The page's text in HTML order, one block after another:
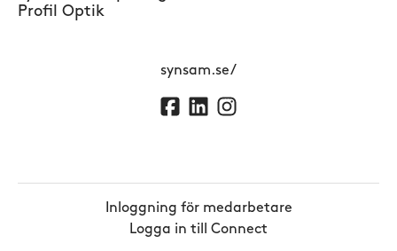
Profil Optik
synsam.se/
Inloggning för medarbetare
Logga in till Connect